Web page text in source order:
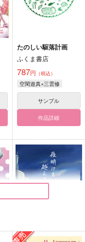
たのしい駆落計画
ふくま書店
787円 （税込）
空閑遊真×三雲修
サンプル
作品詳細